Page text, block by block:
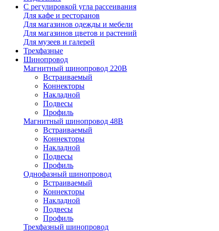
С регулировкой угла рассеивания
Для кафе и ресторанов
Для магазинов одежды и мебели
Для магазинов цветов и растений
Для музеев и галерей
Трехфазные
Шинопровод
Магнитный шинопровод 220В
Встраиваемый
Коннекторы
Накладной
Подвесы
Профиль
Магнитный шинопровод 48В
Встраиваемый
Коннекторы
Накладной
Подвесы
Профиль
Однофазный шинопровод
Встраиваемый
Коннекторы
Накладной
Подвесы
Профиль
Трехфазный шинопровод